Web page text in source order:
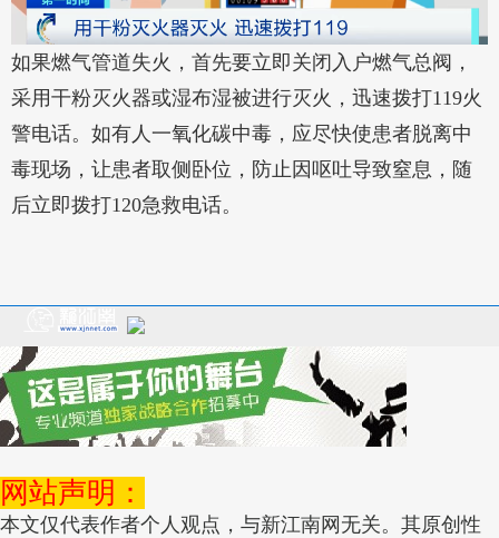
如果燃气管道失火，首先要立即关闭入户燃气总阀，
采用干粉灭火器或湿布湿被进行灭火，迅速拨打119火
警电话。如有人一氧化碳中毒，应尽快使患者脱离中
毒现场，让患者取侧卧位，防止因呕吐导致窒息，随
后立即拨打120急救电话。
网站声明：
本文仅代表作者个人观点，与新江南网无关。其原创性